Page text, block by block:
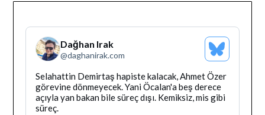
Dağhan Irak
@daghanirak.com
Bluesky
Profilini
Gor
Bluesky'da
Dağhan
Irak
tarafindan
Selahattin Demirtaş hapiste kalacak, Ahmet Özer
görevine dönmeyecek. Yani Öcalan'a beş derece
açıyla yan bakan bile süreç dışı. Kemiksiz, mis gibi
süreç.